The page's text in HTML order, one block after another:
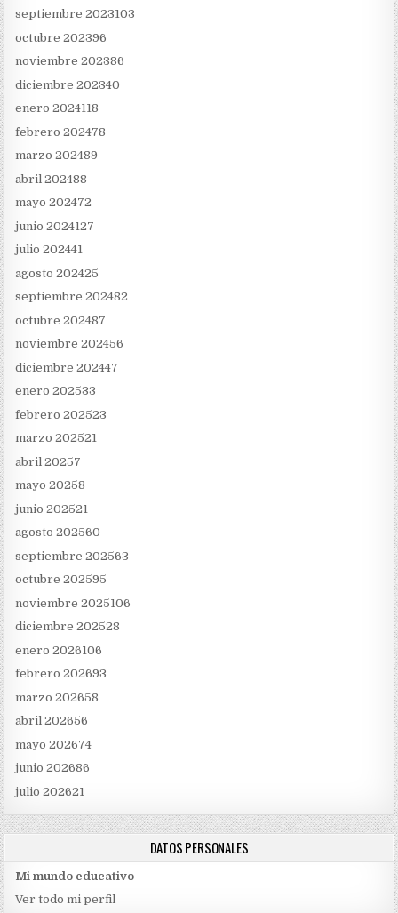
septiembre 2023103
octubre 202396
noviembre 202386
diciembre 202340
enero 2024118
febrero 202478
marzo 202489
abril 202488
mayo 202472
junio 2024127
julio 202441
agosto 202425
septiembre 202482
octubre 202487
noviembre 202456
diciembre 202447
enero 202533
febrero 202523
marzo 202521
abril 20257
mayo 20258
junio 202521
agosto 202560
septiembre 202563
octubre 202595
noviembre 2025106
diciembre 202528
enero 2026106
febrero 202693
marzo 202658
abril 202656
mayo 202674
junio 202686
julio 202621
DATOS PERSONALES
Mi mundo educativo
Ver todo mi perfil